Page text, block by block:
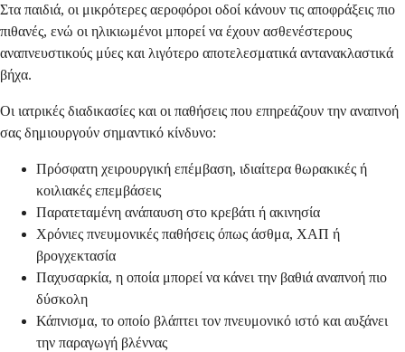
Στα παιδιά, οι μικρότερες αεροφόροι οδοί κάνουν τις αποφράξεις πιο
πιθανές, ενώ οι ηλικιωμένοι μπορεί να έχουν ασθενέστερους
αναπνευστικούς μύες και λιγότερο αποτελεσματικά αντανακλαστικά
βήχα.
Οι ιατρικές διαδικασίες και οι παθήσεις που επηρεάζουν την αναπνοή
σας δημιουργούν σημαντικό κίνδυνο:
Πρόσφατη χειρουργική επέμβαση, ιδιαίτερα θωρακικές ή
κοιλιακές επεμβάσεις
Παρατεταμένη ανάπαυση στο κρεβάτι ή ακινησία
Χρόνιες πνευμονικές παθήσεις όπως άσθμα, ΧΑΠ ή
βρογχεκτασία
Παχυσαρκία, η οποία μπορεί να κάνει την βαθιά αναπνοή πιο
δύσκολη
Κάπνισμα, το οποίο βλάπτει τον πνευμονικό ιστό και αυξάνει
την παραγωγή βλέννας